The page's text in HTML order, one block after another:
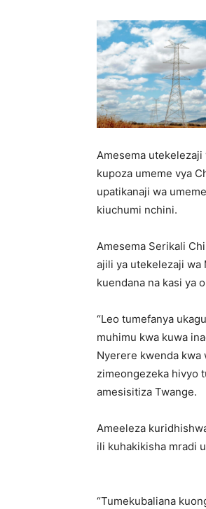
Amesema utekelezaji
kupoza umeme vya
upatikanaji wa
kiuchumi nchini.
Amesema Serikali
ajili ya utekelezaji wa
kuendana na kasi ya
“Leo tumefanya
muhimu kwa kuwa
Nyerere kwenda kwa
zimeongezeka hivyo
amesisitiza Twange.
Ameeleza
ili kuhakikisha mradi
“Tumekubaliana